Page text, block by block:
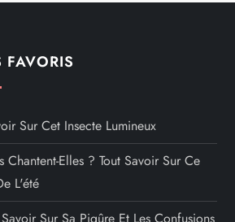
FAVORIS
Sur Cet Insecte Lumineux
Chantent-Elles ? Tout Savoir Sur Ce
L'été